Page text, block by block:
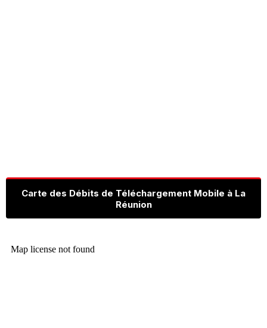
Carte des Débits de Téléchargement Mobile à La
Réunion